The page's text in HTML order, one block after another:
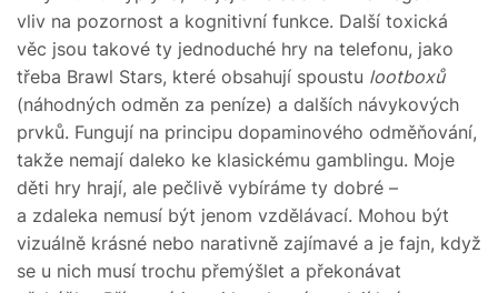
vliv na pozornost a kognitivní funkce. Další toxická
věc jsou takové ty jednoduché hry na telefonu, jako
třeba Brawl Stars, které obsahují spoustu lootboxů
(náhodných odměn za peníze) a dalších návykových
prvků. Fungují na principu dopaminového odměňování,
takže nemají daleko ke klasickému gamblingu. Moje
děti hry hrají, ale pečlivě vybíráme ty dobré –
a zdaleka nemusí být jenom vzdělávací. Mohou být
vizuálně krásné nebo narativně zajímavé a je fajn, když
se u nich musí trochu přemýšlet a překonávat